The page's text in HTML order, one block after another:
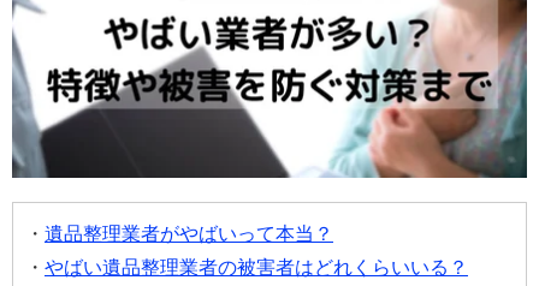
遺品整理業者がやばいって本当？
やばい遺品整理業者の被害者はどれくらいいる？